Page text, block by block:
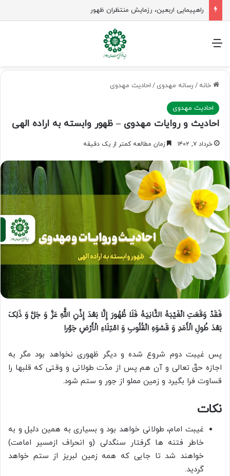
منو
خانه / رسانه مهدوی / احادیث مهدوی
احادیث مهدوی
احادیث و روایات مهدوی – ظهور وابسته به اراده الهی
خرداد ۷, ۱۴۰۲ زمان مطالعه کمتر از یک دقیقه
فَقَدْ وَقَعَتِ الْغَیْبَهُ الثَّانِیَهُ فَلَا ظُهُورَ إِلَّا بَعْدَ إِذْنِ اللَّهِ عَزَّ وَ جَلَّ وَ ذَلِکَ
بَعْدَ طُولِ الْأَمَدِ وَ قَسْوَهِ الْقُلُوبِ وَ امْتِلَاءِ الْأَرْضِ جَوْرا
پس غیبت دوم شروع شده و دیگر ظهورى نخواهد بود مگر به
اجازه حقّ تعالى و آن هم پس از مدّت طولانى و وقتى که قلب‏ها را
قساوت فرا بگیرد و زمین مملو از جور و ستم شود.
نکات
غیبت امام، طولانی خواهد بود و بسیاری به همین دلیل و به
خاطر فتنه ها گرفتار سنگدلی (و انحراف ازمسیر امامت)
خواهند شد تا جایی که همه زمین لبریز از ستم خواهد
گردید.